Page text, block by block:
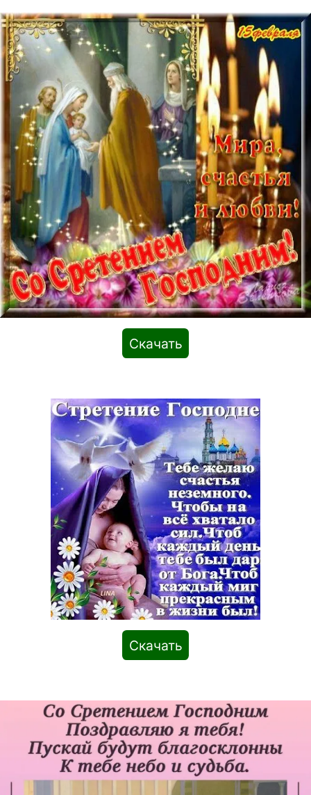
Скачать
Скачать